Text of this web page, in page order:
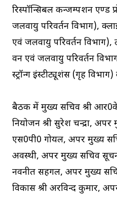
रिस्पॉन्सिबल कन्जम्पशन एण्ड
जलवायु परिवर्तन विभाग),
एवं जलवायु परिवर्तन
वन एवं जलवायु परिवर्तन
स्ट्रॉन्ग इंस्टीट्यूशंस (गृह
बैठक में मुख्य सचिव श्री
नियोजन श्री सुरेश चन्द्रा, अपर
एस0पी0 गोयल, अपर मुख्य
अवस्थी, अपर मुख्य सचिव
नवनीत सहगल, अपर मुख्य
विकास श्री अरविन्द कुमार,